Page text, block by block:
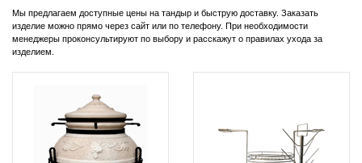
Мы предлагаем доступные цены на тандыр и быструю доставку. Заказать
изделие можно прямо через сайт или по телефону. При необходимости
менеджеры проконсультируют по выбору и расскажут о правилах ухода за
изделием.